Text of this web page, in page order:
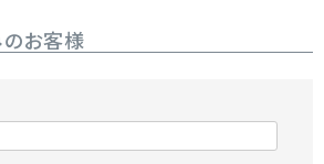
お客様